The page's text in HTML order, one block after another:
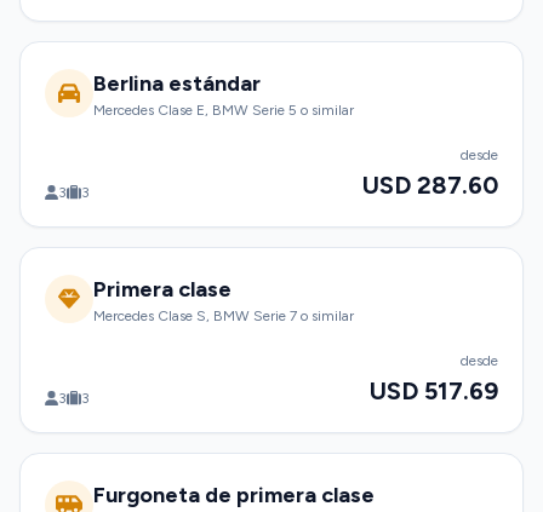
Berlina estándar
Mercedes Clase E, BMW Serie 5 o similar
3 3
desde
USD 287.60
Primera clase
Mercedes Clase S, BMW Serie 7 o similar
3 3
desde
USD 517.69
Furgoneta de primera clase